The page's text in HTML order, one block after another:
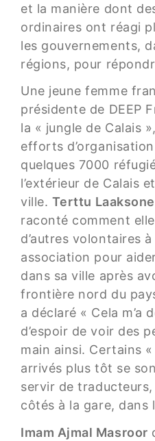
et la manière dont
ordinaires ont réagi
les gouvernements,
régions, pour
Une jeune femme
présidente de DEEP
la « jungle de Calais
efforts
quelques 7000
l’extérieur de Calais
ville. Terttu
raconté comment
d’autres volontaires
association pour
dans sa ville après
frontière nord du
a déclaré « Cela m’a
d’espoir de voir des
main ainsi. Certains
arrivés plus tôt se
servir de
côtés à la gare, dans
Imam Ajmal Masroor